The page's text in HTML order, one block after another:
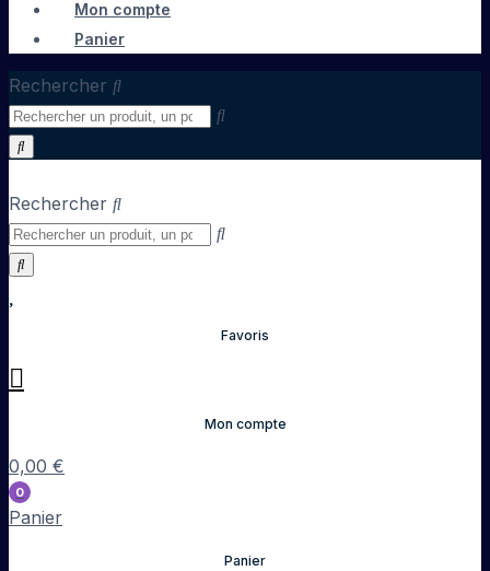
Mon compte
Panier
Rechercher
Rechercher
Favoris
Mon compte
0,00 €
0
Panier
Panier